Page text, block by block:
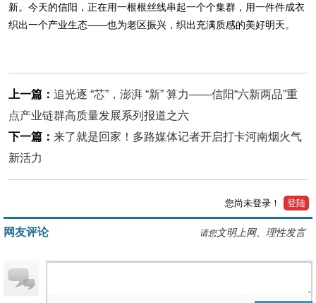
新。今天的信阳，正在用一根根丝线串起一个个集群，用一件件成衣
织出一个产业生态——也为老区振兴，织出充满质感的美好明天。
上一篇： 追光逐 “芯”，澎湃 “新” 算力——信阳“六新两品”重
点产业链群高质量发展系列报道之六
下一篇： 来了就是回家！多路媒体记者开启打卡河南烟火气
新活力
您尚未登录！ 登陆
请您文明上网、理性发言
网友评论